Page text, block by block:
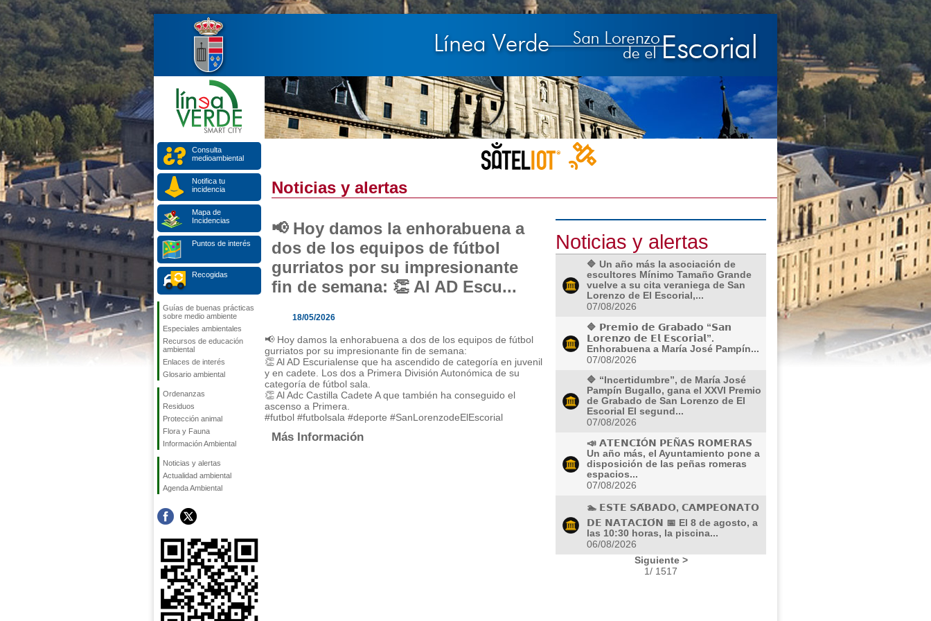
Consulta
medioambiental
Notifica tu
incidencia
Mapa de
Incidencias
Puntos de interés
Recogidas
Guías de buenas prácticas
sobre medio ambiente
Especiales ambientales
Recursos de educación
ambiental
Enlaces de interés
Glosario ambiental
Ordenanzas
Residuos
Protección animal
Flora y Fauna
Información Ambiental
Noticias y alertas
Actualidad ambiental
Agenda Ambiental
Noticias y alertas
📢 Hoy damos la enhorabuena a
dos de los equipos de fútbol
gurriatos por su impresionante
fin de semana: 👏 Al AD Escu...
18/05/2026
📢 Hoy damos la enhorabuena a dos de los equipos de fútbol
gurriatos por su impresionante fin de semana:
👏 Al AD Escurialense que ha ascendido de categoría en juvenil
y en cadete. Los dos a Primera División Autonómica de su
categoría de fútbol sala.
👏 Al Adc Castilla Cadete A que también ha conseguido el
ascenso a Primera.
#futbol #futbolsala #deporte #SanLorenzodeElEscorial
Más Información
Noticias y alertas
🔷 Un año más la asociación de
escultores Mínimo Tamaño Grande
vuelve a su cita veraniega de San
Lorenzo de El Escorial,...
07/08/2026
🔷 𝗣𝗿𝗲𝗺𝗶𝗼 𝗱𝗲 𝗚𝗿𝗮𝗯𝗮𝗱𝗼 “𝗦𝗮𝗻
𝗟𝗼𝗿𝗲𝗻𝘇𝗼 𝗱𝗲 𝗘𝗹 𝗘𝘀𝗰𝗼𝗿𝗶𝗮𝗹”.
Enhorabuena a María José Pampín...
07/08/2026
🔷 “Incertidumbre”, de María José
Pampín Bugallo, gana el XXVI Premio
de Grabado de San Lorenzo de El
Escorial El segund...
07/08/2026
📣 𝗔𝗧𝗘𝗡𝗖𝗜Ó𝗡 𝗣𝗘Ñ𝗔𝗦 𝗥𝗢𝗠𝗘𝗥𝗔𝗦
Un año más, el Ayuntamiento pone a
disposición de las peñas romeras
espacios...
07/08/2026
🏊 𝗘𝗦𝗧𝗘 𝗦𝗔́𝗕𝗔𝗗𝗢, 𝗖𝗔𝗠𝗣𝗘𝗢𝗡𝗔𝗧𝗢
𝗗𝗘 𝗡𝗔𝗧𝗔𝗖𝗜𝗢́𝗡 📅 El 8 de agosto, a
las 10:30 horas, la piscina...
06/08/2026
Siguiente >
1/ 1517